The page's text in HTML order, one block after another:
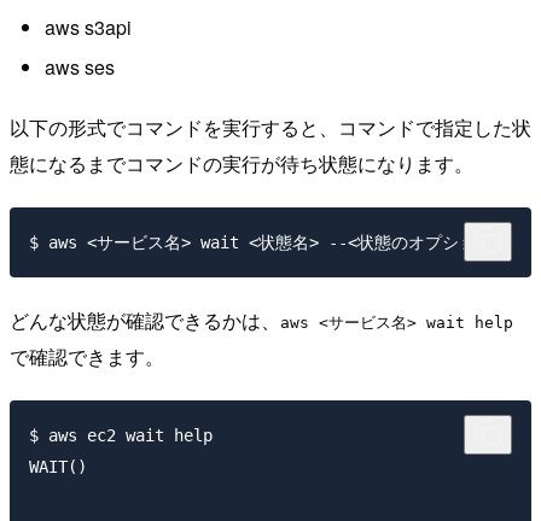
aws s3api
aws ses
以下の形式でコマンドを実行すると、コマンドで指定した状
態になるまでコマンドの実行が待ち状態になります。
どんな状態が確認できるかは、 aws <サービス名> wait help
で確認できます。
$ aws ec2 wait help
WAIT()